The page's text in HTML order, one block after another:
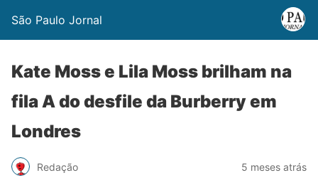
São Paulo Jornal
Kate Moss e Lila Moss brilham na
fila A do desfile da Burberry em
Londres
Redação 5 meses atrás